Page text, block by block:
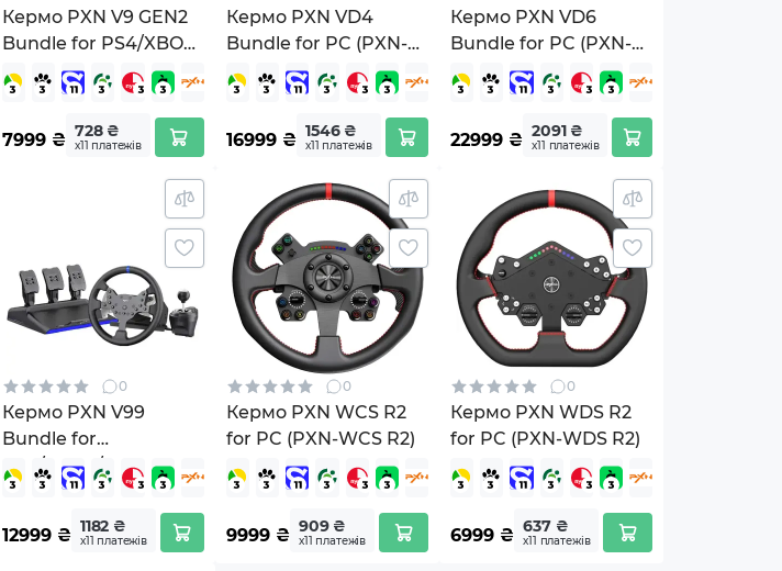
Кермо PXN V9 GEN2
Bundle for PS4/XBOX/
(PXN-V9GEN2)
7999₴ 728 ₴
х11 платежів
Кермо PXN VD4
Bundle for PC (PXN-
VD4 Bundle EU)
16999₴ 1546 ₴
х11 платежів
Кермо PXN VD6
Bundle for PC (PXN-
VD6 Bundle EU)
22999 ₴ 2091 ₴
х11 платежів
0
Кермо PXN V99
Bundle for
PS4/XBOX/Xbox (PXN-
V99 EU)
12999₴ 1182 ₴
х11 платежів
0
Кермо PXN WCS R2
for PC (PXN-WCS R2)
9999₴ 909 ₴
х11 платежів
0
Кермо PXN WDS R2
for PC (PXN-WDS R2)
6999 ₴ 637 ₴
х11 платежів